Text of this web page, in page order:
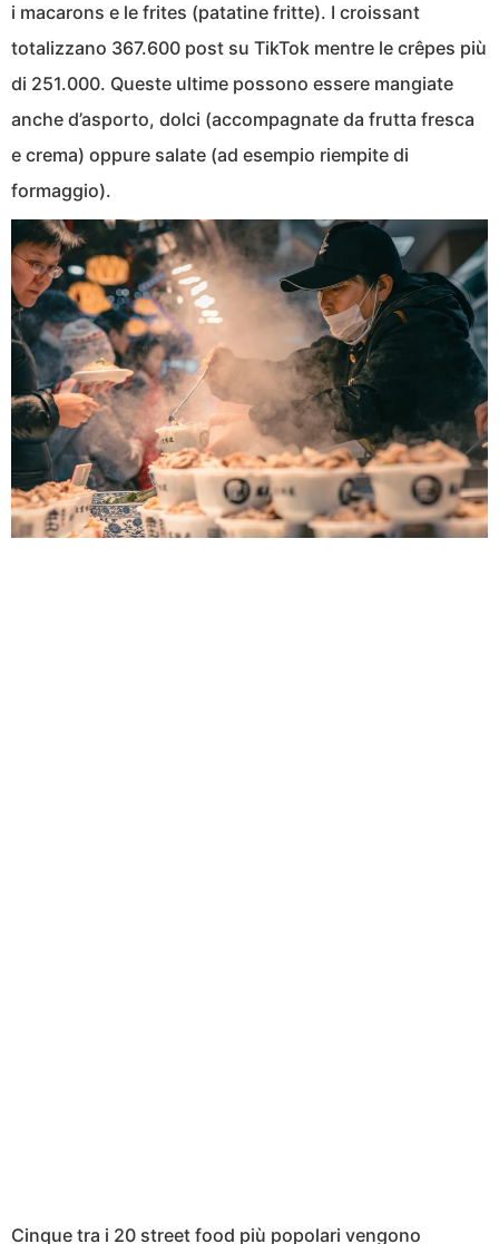
i macarons e le frites (patatine fritte). I croissant
totalizzano 367.600 post su TikTok mentre le crêpes più
di 251.000. Queste ultime possono essere mangiate
anche d’asporto, dolci (accompagnate da frutta fresca
e crema) oppure salate (ad esempio riempite di
formaggio).
Cinque tra i 20 street food più popolari vengono